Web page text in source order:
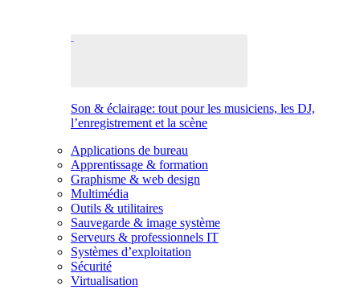
Son & éclairage: tout pour les musiciens, les DJ,
l’enregistrement et la scène
Applications de bureau
Apprentissage & formation
Graphisme & web design
Multimédia
Outils & utilitaires
Sauvegarde & image système
Serveurs & professionnels IT
Systèmes d’exploitation
Sécurité
Virtualisation